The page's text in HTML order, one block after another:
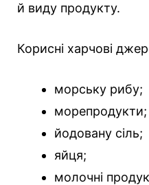
й виду продукту.
Корисні харчові
морську рибу;
морепродукти;
йодовану сіль;
яйця;
молочні